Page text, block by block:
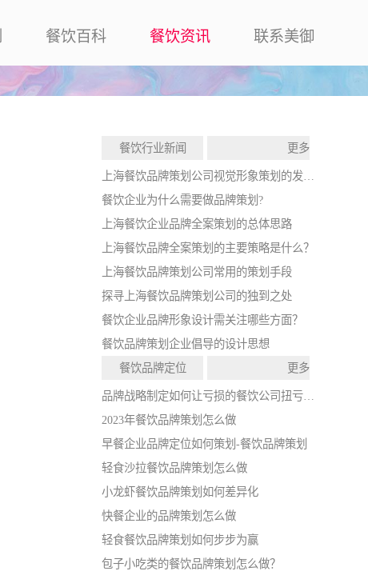
餐饮百科 餐饮资讯 联系美御
餐饮行业新闻 更多
上海餐饮品牌策划公司视觉形象策划的发展战略
餐饮企业为什么需要做品牌策划?
上海餐饮企业品牌全案策划的总体思路
上海餐饮品牌全案策划的主要策略是什么？
上海餐饮品牌策划公司常用的策划手段
探寻上海餐饮品牌策划公司的独到之处
餐饮企业品牌形象设计需关注哪些方面？
餐饮品牌策划企业倡导的设计思想
餐饮品牌定位
更多
品牌战略制定如何让亏损的餐饮公司扭亏为盈
2023年餐饮品牌策划怎么做
早餐企业品牌定位如何策划-餐饮品牌策划
轻食沙拉餐饮品牌策划怎么做
小龙虾餐饮品牌策划如何差异化
快餐企业的品牌策划怎么做
轻食餐饮品牌策划如何步步为赢
包子小吃类的餐饮品牌策划怎么做？